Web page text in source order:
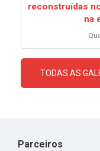
reconstruídas
na
TODAS AS
Parceiros